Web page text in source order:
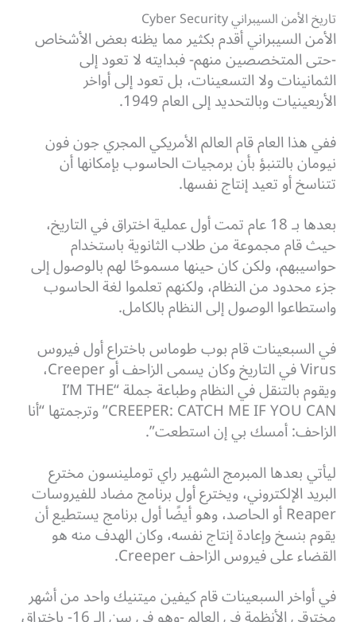
تاريخ الأمن السيبراني Cyber Security
الأمن السيبراني أقدم بكثير مما يظنه بعض الأشخاص
-حتى المتخصصين منهم- فبدايته لا تعود إلى
الثمانينات ولا التسعينات، بل تعود إلى أواخر
الأربعينيات وبالتحديد إلى العام 1949.
ففي هذا العام قام العالم الأمريكي المجري جون فون
نيومان بالتنبؤ بأن برمجيات الحاسوب بإمكانها أن
تتناسخ أو تعيد إنتاج نفسها.
بعدها بـ 18 عام تمت أول عملية اختراق في التاريخ،
حيث قام مجموعة من طلاب الثانوية باستخدام
حواسيبهم، ولكن كان حينها مسموحًا لهم بالوصول إلى
جزء محدود من النظام، ولكنهم تعلموا لغة الحاسوب
واستطاعوا الوصول إلى النظام بالكامل.
في السبعينات قام بوب طوماس باختراع أول فيروس
Virus في التاريخ وكان يسمى الزاحف أو Creeper،
ويقوم بالتنقل في النظام وطباعة جملة “I’M THE
CREEPER: CATCH ME IF YOU CAN” وترجمتها “أنا
الزاحف: أمسك بي إن استطعت”.
ليأتي بعدها المبرمج الشهير راي توملينسون مخترع
البريد الإلكتروني، ويخترع أول برنامج مضاد للفيروسات
Reaper أو الحاصد، وهو أيضًا أول برنامج يستطيع أن
يقوم بنسخ وإعادة إنتاج نفسه، وكان الهدف منه هو
القضاء على فيروس الزاحف Creeper.
في أواخر السبعينات قام كيفين ميتنيك واحد من أشهر